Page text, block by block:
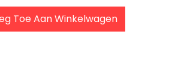
Toe Aan Winkelwagen